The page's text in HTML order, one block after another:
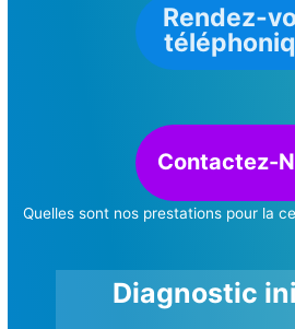
Rendez-
Contactez-
Quelles sont nos prestations pour la
Diagnostic